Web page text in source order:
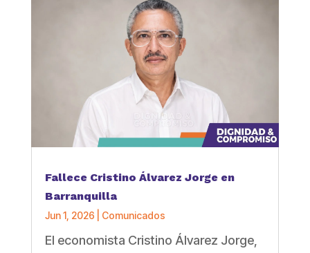
Fallece Cristino Álvarez Jorge en
Barranquilla
Jun 1, 2026 Comunicados
El economista Cristino Álvarez Jorge,